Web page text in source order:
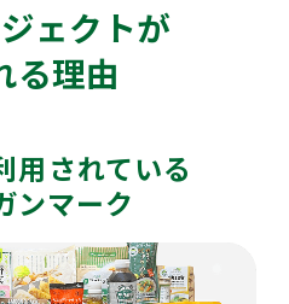
ェクトが
る理由
用されている
ンマーク